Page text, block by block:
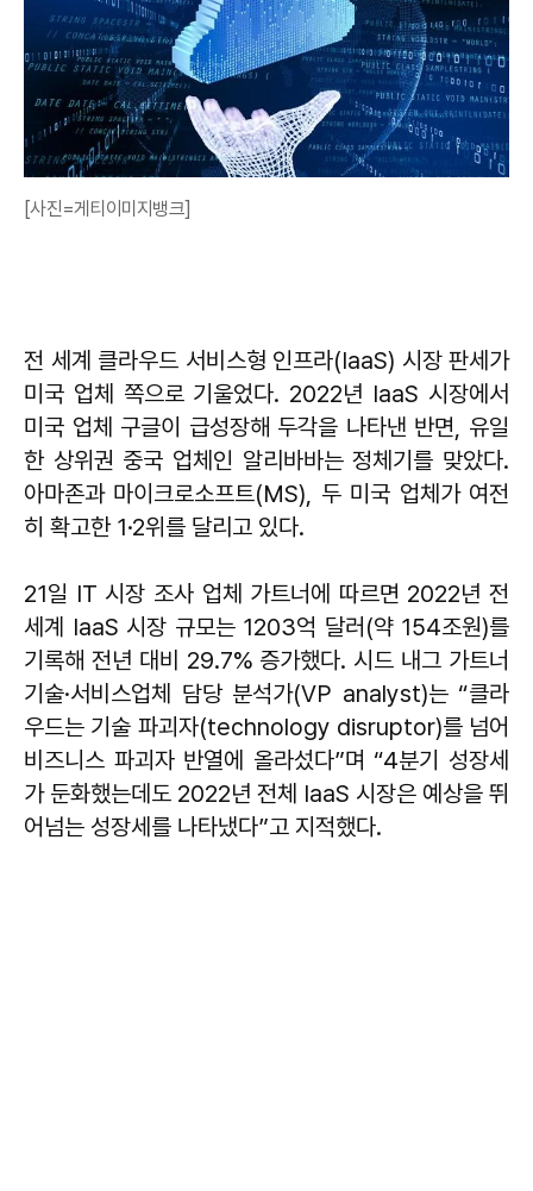
[사진=게티이미지뱅크]
전 세계 클라우드 서비스형 인프라(IaaS) 시장 판세가
미국 업체 쪽으로 기울었다. 2022년 IaaS 시장에서
미국 업체 구글이 급성장해 두각을 나타낸 반면, 유일
한 상위권 중국 업체인 알리바바는 정체기를 맞았다.
아마존과 마이크로소프트(MS), 두 미국 업체가 여전
히 확고한 1·2위를 달리고 있다.
21일 IT 시장 조사 업체 가트너에 따르면 2022년 전
세계 IaaS 시장 규모는 1203억 달러(약 154조원)를
기록해 전년 대비 29.7% 증가했다. 시드 내그 가트너
기술·서비스업체 담당 분석가(VP analyst)는 “클라
우드는 기술 파괴자(technology disruptor)를 넘어
비즈니스 파괴자 반열에 올라섰다”며 “4분기 성장세
가 둔화했는데도 2022년 전체 IaaS 시장은 예상을 뛰
어넘는 성장세를 나타냈다”고 지적했다.